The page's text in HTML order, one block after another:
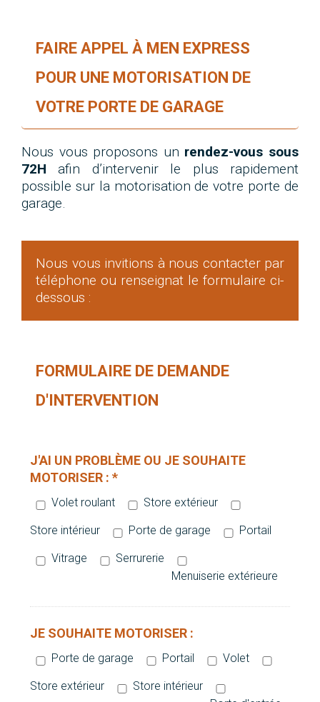
FAIRE APPEL À MEN EXPRESS
POUR UNE MOTORISATION DE
VOTRE PORTE DE GARAGE
Nous vous proposons un rendez-vous sous
72H afin d’intervenir le plus rapidement
possible sur la motorisation de votre porte de
garage.
Nous vous invitions à nous contacter par
téléphone ou renseignat le formulaire ci-
dessous :
FORMULAIRE DE DEMANDE
D'INTERVENTION
J'AI UN PROBLÈME OU JE SOUHAITE
MOTORISER : *
Volet roulant Store extérieur
Store intérieur Porte de garage Portail
Vitrage
Serrurerie
Menuiserie extérieure
JE SOUHAITE MOTORISER :
Porte de garage Portail Volet
Store extérieur
Store intérieur